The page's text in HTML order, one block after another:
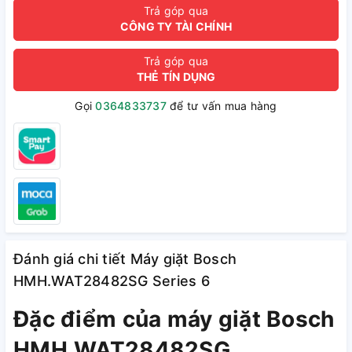
Trả góp qua
CÔNG TY TÀI CHÍNH
Trả góp qua
THẺ TÍN DỤNG
Gọi0364833737để tư vấn mua hàng
Đánh giá chi tiết Máy giặt Bosch
HMH.WAT28482SG Series 6
Đặc điểm của máy giặt Bosch